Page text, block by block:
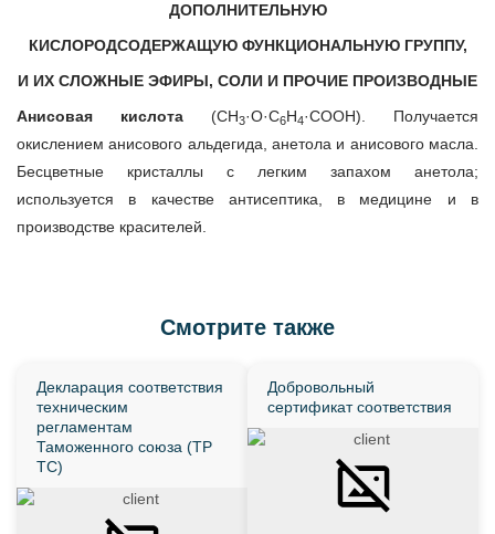
ДОПОЛНИТЕЛЬНУЮ
КИСЛОРОДСОДЕРЖАЩУЮ ФУНКЦИОНАЛЬНУЮ ГРУППУ,
И ИХ СЛОЖНЫЕ ЭФИРЫ, СОЛИ И ПРОЧИЕ ПРОИЗВОДНЫЕ
Анисовая кислота (СН3·О·С6Н4·СООН). Получается
окислением анисового альдегида, анетола и анисового масла.
Бесцветные кристаллы с легким запахом анетола;
используется в качестве антисептика, в медицине и в
производстве красителей.
Смотрите также
Декларация соответствия
техническим
регламентам
Таможенного союза (ТР
ТС)
Добровольный
сертификат соответствия